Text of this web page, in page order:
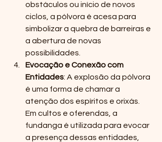
obstáculos ou início de novos
ciclos, a pólvora é acesa para
simbolizar a quebra de barreiras e
a abertura de novas
possibilidades.
Evocação e Conexão com
Entidades: A explosão da pólvora
é uma forma de chamar a
atenção dos espíritos e orixás.
Em cultos e oferendas, a
fundanga é utilizada para evocar
a presença dessas entidades,